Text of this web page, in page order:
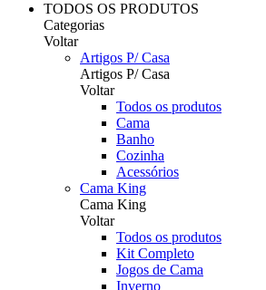
TODOS OS PRODUTOS
Categorias
Voltar
Artigos P/ Casa
Artigos P/ Casa
Voltar
Todos os produtos
Cama
Banho
Cozinha
Acessórios
Cama King
Cama King
Voltar
Todos os produtos
Kit Completo
Jogos de Cama
Inverno